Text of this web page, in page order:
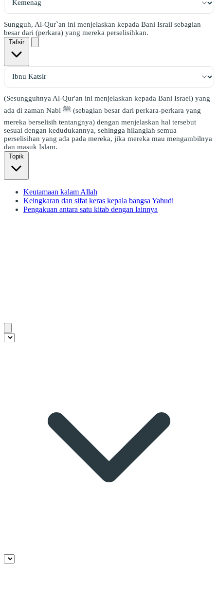
Sungguh, Al-Qur`an ini menjelaskan kepada Bani Israil sebagian
besar dari (perkara) yang mereka perselisihkan.
Tafsir
(Sesungguhnya Al-Qur'an ini menjelaskan kepada Bani Israel) yang
ada di zaman Nabi ﷺ (sebagian besar dari perkara-perkara yang
mereka berselisih tentangnya) dengan menjelaskan hal tersebut
sesuai dengan kedudukannya, sehingga hilanglah semua
perselisihan yang ada pada mereka, jika mereka mau mengambilnya
dan masuk Islam.
Topik
Keutamaan kalam Allah
Keingkaran dan sifat keras kepala bangsa Yahudi
Pengakuan antara satu kitab dengan lainnya